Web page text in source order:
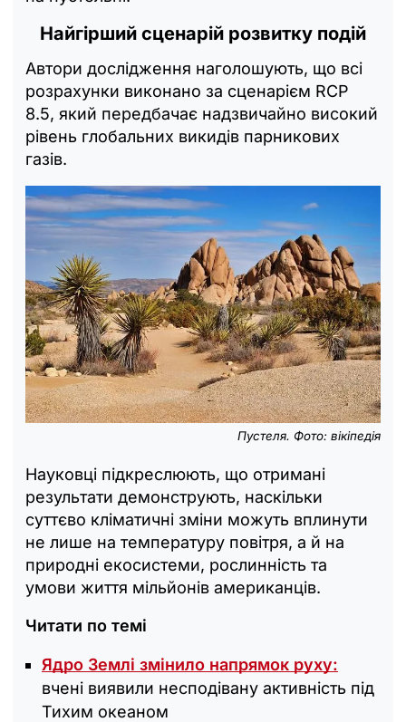
Найгірший сценарій розвитку подій
Автори дослідження наголошують, що всі
розрахунки виконано за сценарієм RCP
8.5, який передбачає надзвичайно високий
рівень глобальних викидів парникових
газів.
Пустеля. Фото: вікіпедія
Науковці підкреслюють, що отримані
результати демонструють, наскільки
суттєво кліматичні зміни можуть вплинути
не лише на температуру повітря, а й на
природні екосистеми, рослинність та
умови життя мільйонів американців.
Читати по темі
Ядро Землі змінило напрямок руху:
вчені виявили несподівану активність під
Тихим океаном